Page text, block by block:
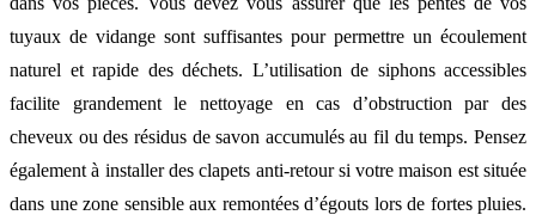
tuyaux de vidange sont suffisantes pour permettre un écoulement
naturel et rapide des déchets. L’utilisation de siphons accessibles
facilite grandement le nettoyage en cas d’obstruction par des
cheveux ou des résidus de savon accumulés au fil du temps. Pensez
également à installer des clapets anti-retour si votre maison est située
dans une zone sensible aux remontées d’égouts lors de fortes pluies.